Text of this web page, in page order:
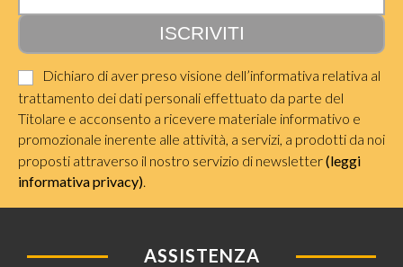
Dichiaro di aver preso visione dell’informativa relativa al
trattamento dei dati personali effettuato da parte del
Titolare e acconsento a ricevere materiale informativo e
promozionale inerente alle attività, a servizi, a prodotti da noi
proposti attraverso il nostro servizio di newsletter(leggi
informativa privacy)
ASSISTENZA